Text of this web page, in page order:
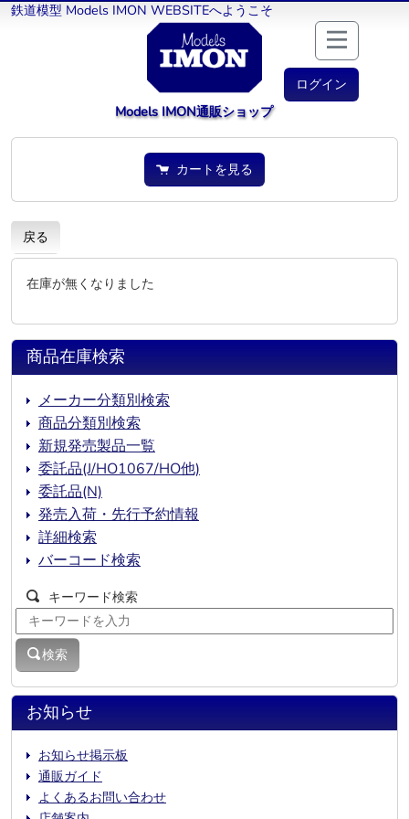
鉄道模型 Models IMON WEBSITEへようこそ
ログイン
Models IMON通販ショップ
カートを見る
戻る
在庫が無くなりました
お知らせ
お知らせ掲示板
通販ガイド
よくあるお問い合わせ
商品在庫検索
メーカー分類別検索
商品分類別検索
新規発売製品一覧
委託品(J/HO1067/HO他)
委託品(N)
発売入荷・先行予約情報
詳細検索
バーコード検索
キーワード検索
検索